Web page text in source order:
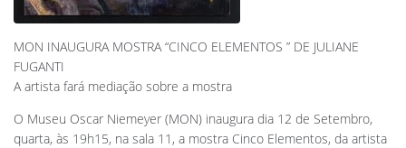
MON INAUGURA MOSTRA “CINCO ELEMENTOS ” DE JULIANE
FUGANTI
A artista fará mediação sobre a mostra
O Museu Oscar Niemeyer (MON) inaugura dia 12 de Setembro,
quarta, às 19h15, na sala 11, a mostra Cinco Elementos, da artista